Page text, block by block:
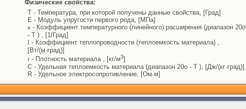
Физические свойства:
T - Температура, при которой получены данные свойства, [Град]
E - Модуль упругости первого рода, [МПа]
a- Коэффициент температурного (линейного) расширения (диапазон 20o
- T ) , [1/Град]
l - Коэффициент теплопроводности (теплоемкость материала) ,
[Вт/(м·град)]
r- Плотность материала , [кг/м3]
C - Удельная теплоемкость материала (диапазон 20o - T ), [Дж/(кг·град)]
R - Удельное электросопротивление, [Ом·м]